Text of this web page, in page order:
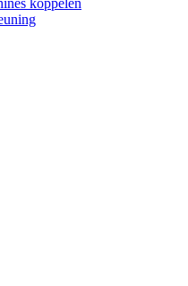
koppelen